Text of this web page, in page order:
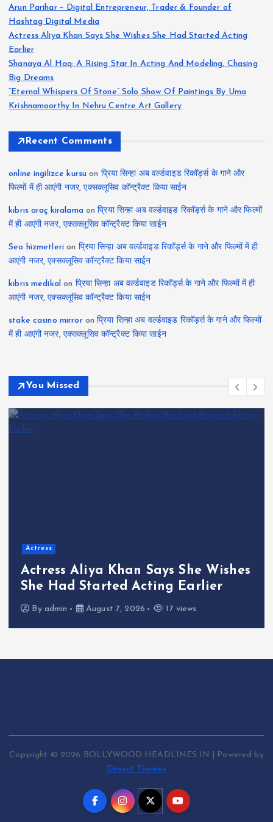
Arun Parihar – Digital Entrepreneur, Trader & Founder of
Hashtag Digital Media
Actress Aliya Khan Says She Wishes She Had Started Acting
Earlier
Shanaya Al Haq: A Rising Star In Acting And Modeling, Chasing
Big Dreams
“Eternal Whispers Of Stone” Solo Show Of Paintings By Uma
Krishnamoorthy In Nehru Centre Art Gallery
Recent Comments
online ingilizce kursu on प्रिया सिन्हा अब वर्ल्डवाइड रिकॉर्ड्स के गाने और
फिल्मों में ही आएंगी नजर, एक्सक्लूसिव कॉन्ट्रैक्ट किया साईन
kıbrıs araç kiralamaonप्रिया सिन्हा अब वर्ल्डवाइड रिकॉर्ड्स के गाने और फिल्मों
में ही आएंगी नजर, एक्सक्लूसिव कॉन्ट्रैक्ट किया साईन
Seo hizmetleri on प्रिया सिन्हा अब वर्ल्डवाइड रिकॉर्ड्स के गाने और फिल्मों में ही
आएंगी नजर, एक्सक्लूसिव कॉन्ट्रैक्ट किया साईन
kıbrıs medikal on प्रिया सिन्हा अब वर्ल्डवाइड रिकॉर्ड्स के गाने और फिल्मों में ही
आएंगी नजर, एक्सक्लूसिव कॉन्ट्रैक्ट किया साईन
stake casino mirroronप्रिया सिन्हा अब वर्ल्डवाइड रिकॉर्ड्स के गाने और फिल्मों
में ही आएंगी नजर, एक्सक्लूसिव कॉन्ट्रैक्ट किया साईन
You Missed
Actress
Actress Aliya Khan Says She Wishes
She Had Started Acting Earlier
By admin August 7, 2026 17 views
Copyright © 2026 BOLLYWOOD HEADLINES.IN | Powered by
Desert Themes